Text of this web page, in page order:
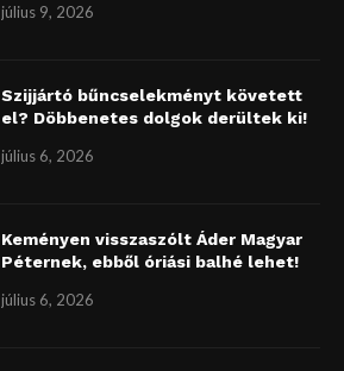
július 9, 2026
Szijjártó bűncselekményt követett
el? Döbbenetes dolgok derültek ki!
július 6, 2026
Keményen visszaszólt Áder Magyar
Péternek, ebből óriási balhé lehet!
július 6, 2026